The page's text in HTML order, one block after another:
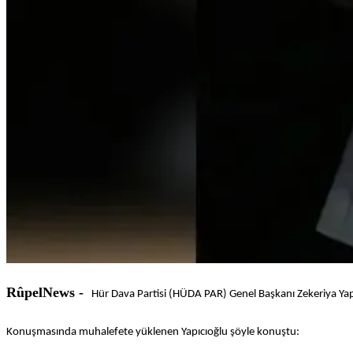
RûpelNews - Hür Dava Partisi (HÜDA PAR) Genel Başkanı Zekeriya
Konuşmasında muhalefete yüklenen Yapıcıoğlu şöyle konuştu: